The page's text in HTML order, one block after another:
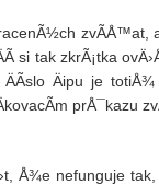
zvÃ­Å™at,
si tak zkrÃ¡tka
Äipu je
prÅ¯kazu
Å¾e nefunguje